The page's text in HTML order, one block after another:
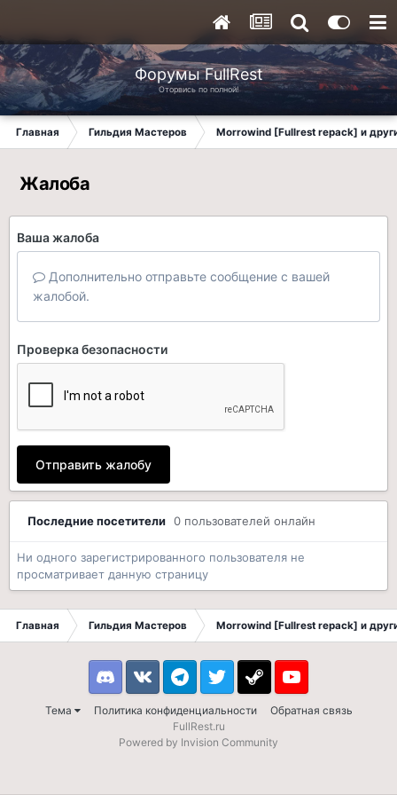
Форумы FullRest
Оторвись по полной!
Главная Гильдия Мастеров Morrowind [Fullrest repack] и
Жалоба
Ваша жалоба
Дополнительно отправьте сообщение с вашей
жалобой.
Проверка безопасности
Отправить жалобу
Последние посетители 0 пользователей онлайн
Ни одного зарегистрированного пользователя не
просматривает данную страницу
Главная Гильдия Мастеров Morrowind [Fullrest repack] и
Тема Политика конфиденциальности Обратная связь
DiscordVK TelegramTwitter Steam Youtube
FullRest.ru
Powered by Invision Community